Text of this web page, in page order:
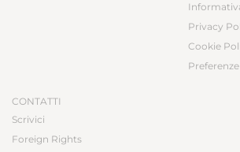
Privacy
Cookie
CONTATTI
Scrivici
Foreign Rights